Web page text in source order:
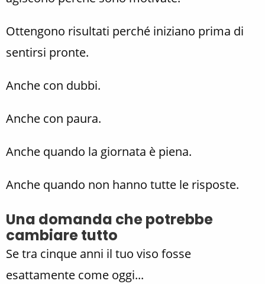
Ottengono risultati perché iniziano prima di
sentirsi pronte.
Anche con dubbi.
Anche con paura.
Anche quando la giornata è piena.
Anche quando non hanno tutte le risposte.
Una domanda che potrebbe
cambiare tutto
Se tra cinque anni il tuo viso fosse
esattamente come oggi...